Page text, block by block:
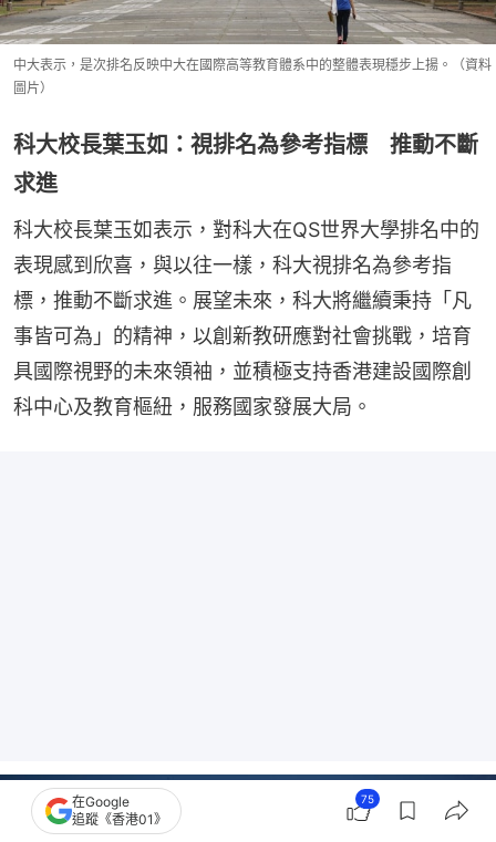
中大表示，是次排名反映中大在國際高等教育體系中的整體表現穩步上揚。（資料
圖片）
科大校長葉玉如：視排名為參考指標 推動不斷
求進
科大校長葉玉如表示，對科大在QS世界大學排名中的
表現感到欣喜，與以往一樣，科大視排名為參考指
標，推動不斷求進。展望未來，科大將繼續秉持「凡
事皆可為」的精神，以創新教研應對社會挑戰，培育
具國際視野的未來領袖，並積極支持香港建設國際創
科中心及教育樞紐，服務國家發展大局。
在Google
追蹤《香港01》
75